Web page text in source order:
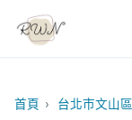
首頁 › 台北市文山區